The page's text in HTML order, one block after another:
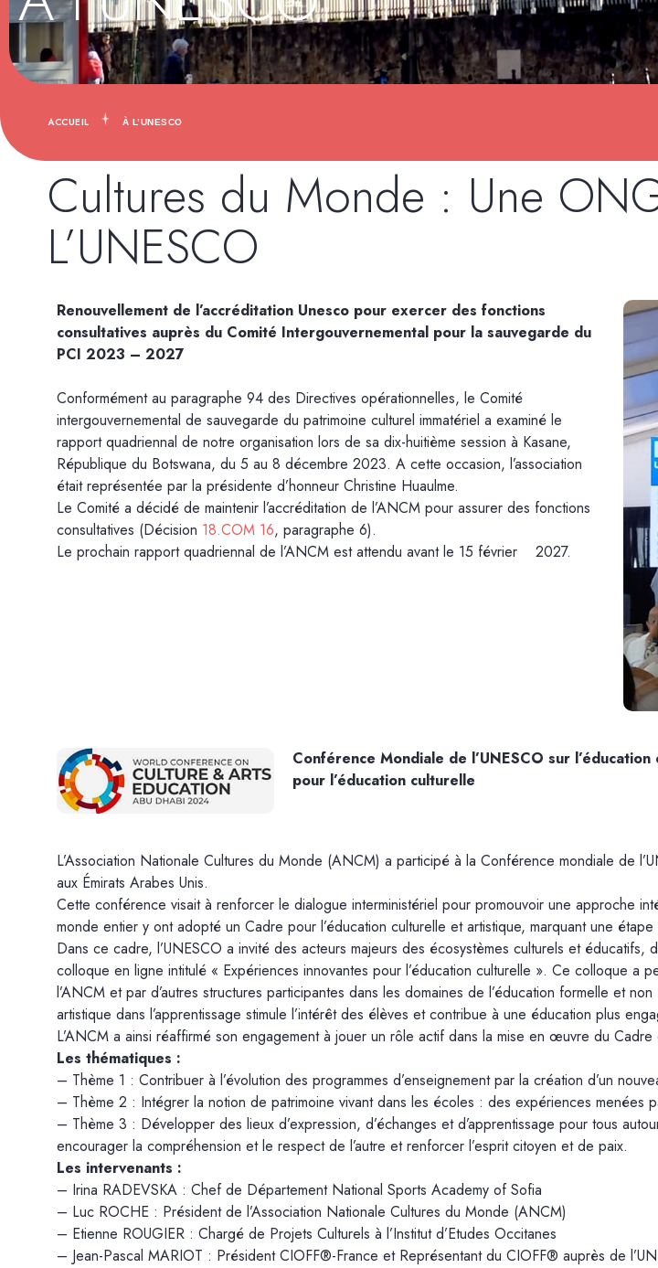
ACCUEIL À L’UNESCO
Cultures du Monde : Une
L’UNESCO
Renouvellement de l’accréditation Unesco pour exercer des fonctions
consultatives auprès du Comité Intergouvernemental pour la sauvegarde du
PCI 2023 – 2027
Conformément au paragraphe 94 des Directives opérationnelles, le Comité
intergouvernemental de sauvegarde du patrimoine culturel immatériel a examiné le
rapport quadriennal de notre organisation lors de sa dix-huitième session à Kasane,
République du Botswana, du 5 au 8 décembre 2023. A cette occasion, l’association
était représentée par la présidente d’honneur Christine Huaulme.
Le Comité a décidé de maintenir l’accréditation de l’ANCM pour assurer des fonctions
consultatives (Décision 18.COM 16, paragraphe 6).
Le prochain rapport quadriennal de l’ANCM est attendu avant le 15 février 2027.
Conférence Mondiale de l’UNESCO sur
pour l’éducation culturelle
L’Association Nationale Cultures du Monde (ANCM) a participé à la Conférence mondiale de
aux Émirats Arabes Unis.
Cette conférence visait à renforcer le dialogue interministériel pour promouvoir une approche
monde entier y ont adopté un Cadre pour l’éducation culturelle et artistique, marquant une
Dans ce cadre, l’UNESCO a invité des acteurs majeurs des écosystèmes culturels et
colloque en ligne intitulé « Expériences innovantes pour l’éducation culturelle ». Ce colloque a
l’ANCM et par d’autres structures participantes dans les domaines de l’éducation formelle et
artistique dans l’apprentissage stimule l’intérêt des élèves et contribue à une éducation plus
L’ANCM a ainsi réaffirmé son engagement à jouer un rôle actif dans la mise en œuvre du Cadre
Les thématiques :
– Thème 1 : Contribuer à l’évolution des programmes d’enseignement par la création d’un
– Thème 2 : Intégrer la notion de patrimoine vivant dans les écoles : des expériences menées
– Thème 3 : Développer des lieux d’expression, d’échanges et d’apprentissage pour tous
encourager la compréhension et le respect de l’autre et renforcer l’esprit citoyen et de paix.
Les intervenants :
– Irina RADEVSKA : Chef de Département National Sports Academy of Sofia
– Luc ROCHE : Président de l’Association Nationale Cultures du Monde (ANCM)
– Etienne ROUGIER : Chargé de Projets Culturels à l’Institut d’Etudes Occitanes
– Jean-Pascal MARIOT : Président CIOFF®-France et Représentant du CIOFF® auprès de